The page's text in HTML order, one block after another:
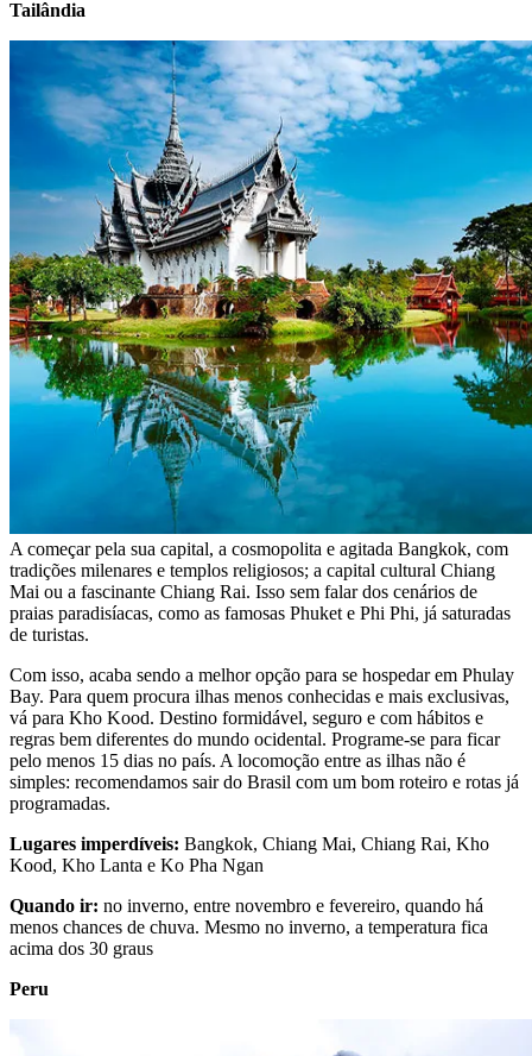
Tailândia
A começar pela sua capital, a cosmopolita e agitada Bangkok, com
tradições milenares e templos religiosos; a capital cultural Chiang
Mai ou a fascinante Chiang Rai. Isso sem falar dos cenários de
praias paradisíacas, como as famosas Phuket e Phi Phi, já saturadas
de turistas.
Com isso, acaba sendo a melhor opção para se hospedar em Phulay
Bay. Para quem procura ilhas menos conhecidas e mais exclusivas,
vá para Kho Kood. Destino formidável, seguro e com hábitos e
regras bem diferentes do mundo ocidental. Programe-se para ficar
pelo menos 15 dias no país. A locomoção entre as ilhas não é
simples: recomendamos sair do Brasil com um bom roteiro e rotas já
programadas.
Lugares imperdíveis: Bangkok, Chiang Mai, Chiang Rai, Kho
Kood, Kho Lanta e Ko Pha Ngan
Quando ir: no inverno, entre novembro e fevereiro, quando há
menos chances de chuva. Mesmo no inverno, a temperatura fica
acima dos 30 graus
Peru